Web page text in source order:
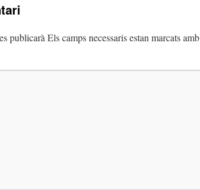
publicarà Els camps necessaris estan marcats amb